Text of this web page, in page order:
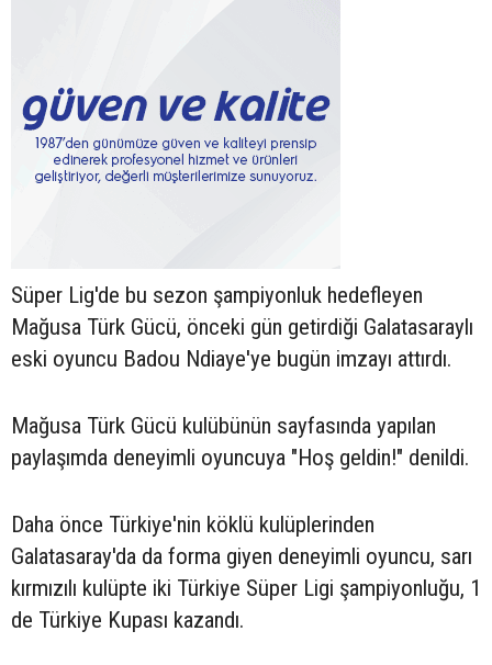
Süper Lig'de bu sezon şampiyonluk hedefleyen
Mağusa Türk Gücü, önceki gün getirdiği Galatasaraylı
eski oyuncu Badou Ndiaye'ye bugün imzayı attırdı.
Mağusa Türk Gücü kulübünün sayfasında yapılan
paylaşımda deneyimli oyuncuya "Hoş geldin!" denildi.
Daha önce Türkiye'nin köklü kulüplerinden
Galatasaray'da da forma giyen deneyimli oyuncu, sarı
kırmızılı kulüpte iki Türkiye Süper Ligi şampiyonluğu, 1
de Türkiye Kupası kazandı.